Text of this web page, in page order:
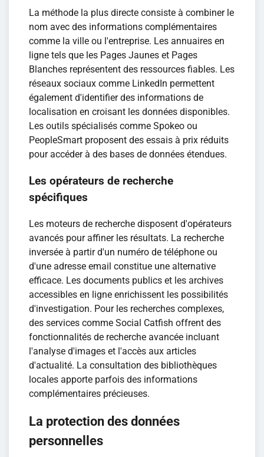
La méthode la plus directe consiste à combiner le
nom avec des informations complémentaires
comme la ville ou l'entreprise. Les annuaires en
ligne tels que les Pages Jaunes et Pages
Blanches représentent des ressources fiables. Les
réseaux sociaux comme LinkedIn permettent
également d'identifier des informations de
localisation en croisant les données disponibles.
Les outils spécialisés comme Spokeo ou
PeopleSmart proposent des essais à prix réduits
pour accéder à des bases de données étendues.
Les opérateurs de recherche
spécifiques
Les moteurs de recherche disposent d'opérateurs
avancés pour affiner les résultats. La recherche
inversée à partir d'un numéro de téléphone ou
d'une adresse email constitue une alternative
efficace. Les documents publics et les archives
accessibles en ligne enrichissent les possibilités
d'investigation. Pour les recherches complexes,
des services comme Social Catfish offrent des
fonctionnalités de recherche avancée incluant
l'analyse d'images et l'accès aux articles
d'actualité. La consultation des bibliothèques
locales apporte parfois des informations
complémentaires précieuses.
La protection des données
personnelles